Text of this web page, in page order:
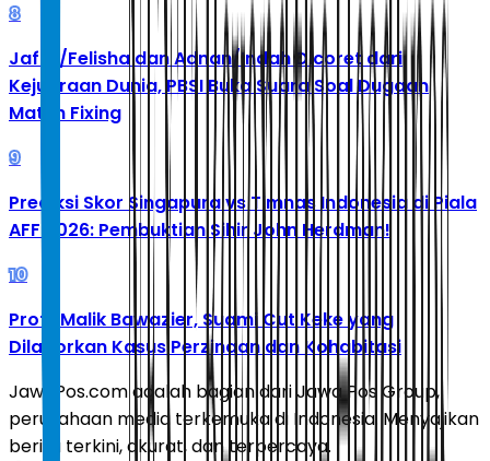
8
Jafar/Felisha dan Adnan/Indah Dicoret dari
Kejuaraan Dunia, PBSI Buka Suara Soal Dugaan
Match Fixing
9
Prediksi Skor Singapura vs Timnas Indonesia di Piala
AFF 2026: Pembuktian Sihir John Herdman!
10
Profil Malik Bawazier, Suami Cut Keke yang
Dilaporkan Kasus Perzinaan dan Kohabitasi
JawaPos.com adalah bagian dari Jawa Pos Group,
perusahaan media terkemuka di Indonesia. Menyajikan
berita terkini, akurat, dan terpercaya.